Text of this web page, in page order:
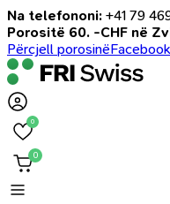
Na telefononi: +41 79
Porositë 60. -CHF në
Përcjell porosinëFacebook
0
0